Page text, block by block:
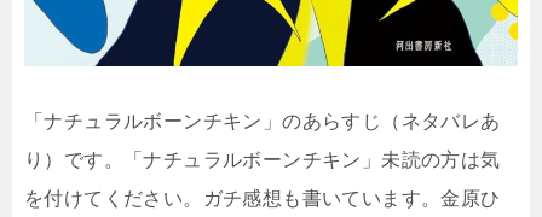
「ナチュラルボーンチキン」のあらすじ（ネタバレあ
り）です。「ナチュラルボーンチキン」未読の方は気
を付けてください。ガチ感想も書いています。金原ひ